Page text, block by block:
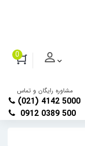
0
مشاوره رایگان و تماس
(021) 4142 5000
0912 0389 500